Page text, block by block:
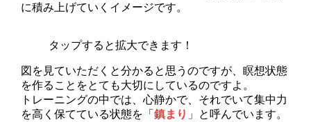
に積み上げていくイメージです。
タップすると拡大できます！
図を見ていただくと分かると思うのですが、瞑想状態
を作ることをとても大切にしているのですよ。
トレーニングの中では、心静かで、それでいて集中力
を高く保てている状態を「鎮まり 」と呼んでいます。